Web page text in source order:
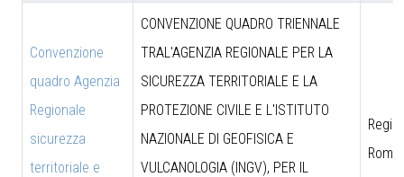
Convenzione
quadro Agenzia
Regionale
sicurezza
territoriale e
CONVENZIONE QUADRO TRIENNALE
TRAL'AGENZIA REGIONALE PER LA
SICUREZZA TERRITORIALE E LA
PROTEZIONE CIVILE E L'ISTITUTO
NAZIONALE DI GEOFISICA E
VULCANOLOGIA (INGV), PER IL